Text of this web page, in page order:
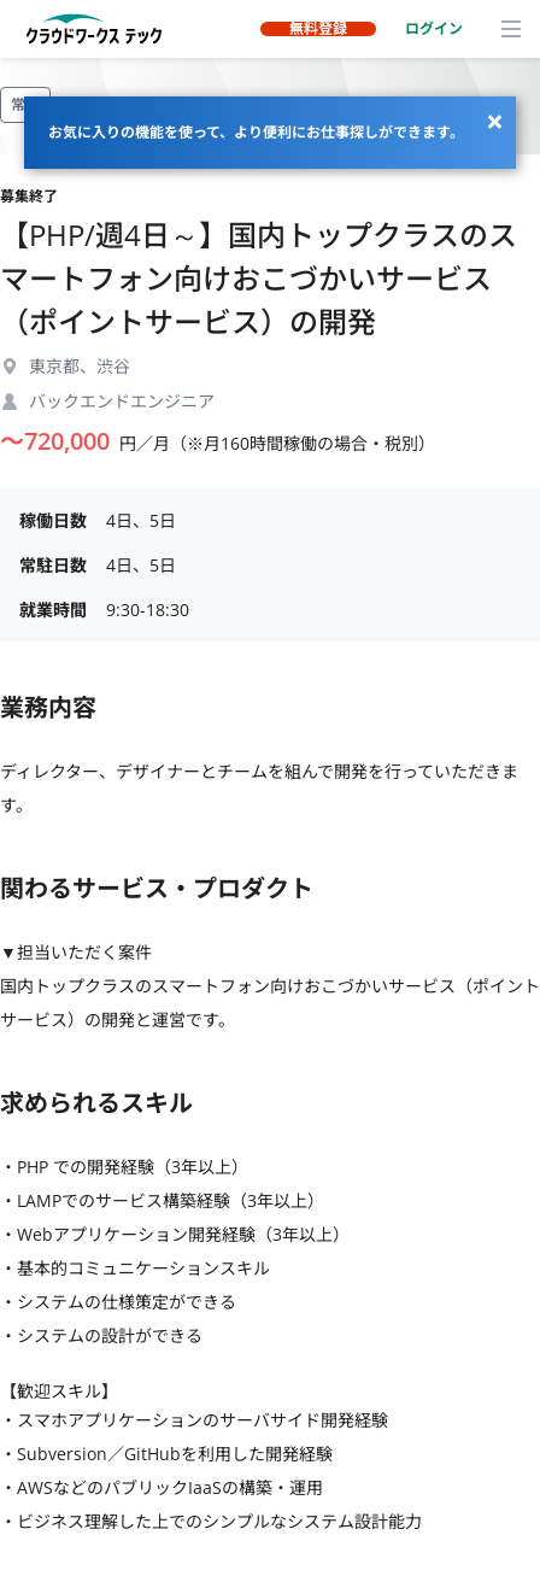
無料登録 ログイン
お気に入りの機能を使って、より便利にお仕事探しができます。
常駐
募集終了
【PHP/週4日～】国内トップクラスのス
マートフォン向けおこづかいサービス
（ポイントサービス）の開発
東京都、渋谷
バックエンドエンジニア
〜720,000 円／月（※月160時間稼働の場合・税別）
稼働日数
4日、5日
常駐日数
4日、5日
就業時間
9:30-18:30
業務内容
ディレクター、デザイナーとチームを組んで開発を行っていただきま
す。
関わるサービス・プロダクト
▼担当いただく案件
国内トップクラスのスマートフォン向けおこづかいサービス（ポイント
サービス）の開発と運営です。
求められるスキル
・PHP での開発経験（3年以上）
・LAMPでのサービス構築経験（3年以上）
・Webアプリケーション開発経験（3年以上）
・基本的コミュニケーションスキル
・システムの仕様策定ができる
・システムの設計ができる
【歓迎スキル】
・スマホアプリケーションのサーバサイド開発経験
・Subversion／GitHubを利用した開発経験
・AWSなどのパブリックIaaSの構築・運用
・ビジネス理解した上でのシンプルなシステム設計能力